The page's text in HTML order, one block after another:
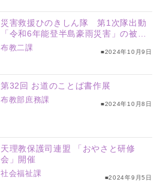
災害救援ひのきしん隊 第1次隊出動
「令和6年能登半島豪雨災害」の被災
地へ
布教二課 ■2024年10月9日
第32回 お道のことば書作展
布教部庶務課
■2024年10月8日
天理教保護司連盟 「おやさと研修
会」開催
社会福祉課
■2024年9月5日